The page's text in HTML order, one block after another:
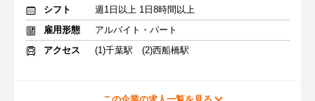
シフト
週1日以上 1日8時間以上
雇用形態
アルバイト・パート
アクセス
(1)千葉駅 (2)西船橋駅